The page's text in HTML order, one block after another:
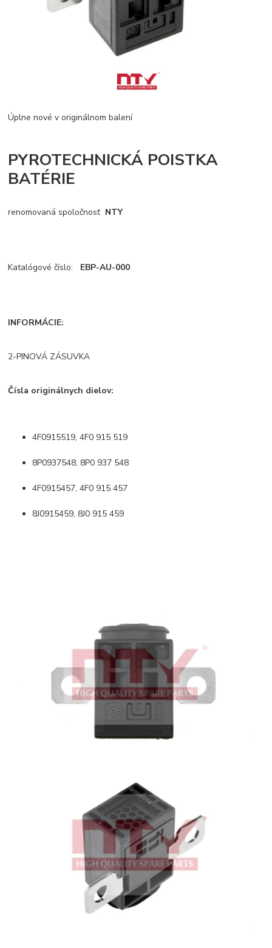
Úplne nové v originálnom balení
PYROTECHNICKÁ POISTKA
BATÉRIE
renomovaná spoločnosť NTY
Katalógové číslo: EBP-AU-000
INFORMÁCIE:
2-PINOVÁ ZÁSUVKA
Čísla originálnych dielov:
4F0915519, 4F0 915 519
8P0937548, 8P0 937 548
4F0915457, 4F0 915 457
8J0915459, 8J0 915 459